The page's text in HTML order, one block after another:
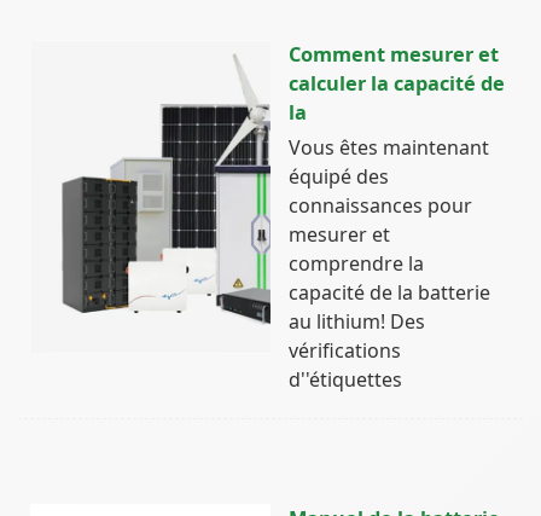
Comment mesurer et
calculer la capacité de
la
Vous êtes maintenant
équipé des
connaissances pour
mesurer et
comprendre la
capacité de la batterie
au lithium! Des
vérifications
d''étiquettes